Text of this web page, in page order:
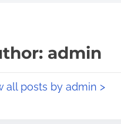
admin
all posts by admin >